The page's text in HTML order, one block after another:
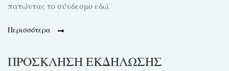
πατώντας το σύνδεσμο εδώ.
Περισσότερα
ΠΡΟΣΚΛΗΣΗ ΕΚΔΗΛΩΣΗΣ